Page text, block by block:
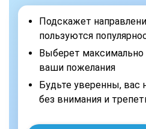
Подскажет
пользуются
Выберет максимально
ваши пожелания
Будьте уверенны, вас
без внимания и